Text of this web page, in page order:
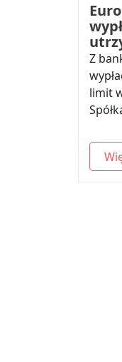
Z
limit